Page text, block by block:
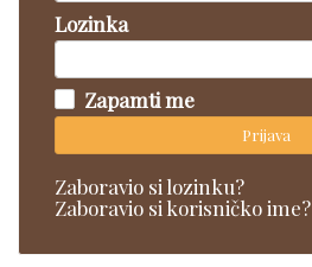
Lozinka
Zapamti me
Prijava
Zaboravio si lozinku?
Zaboravio si korisničko ime?